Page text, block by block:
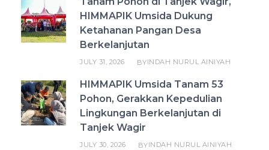
HIMMAPIK Umsida Dukung
Ketahanan Pangan Desa
Berkelanjutan
JULY 31, 2026 BYINDAH NURUL AINIYAH
HIMMAPIK Umsida Tanam 53
Pohon, Gerakkan Kepedulian
Lingkungan Berkelanjutan di
Tanjek Wagir
JULY 30, 2026 BYINDAH NURUL AINIYAH